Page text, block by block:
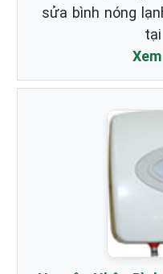
sửa bình nóng